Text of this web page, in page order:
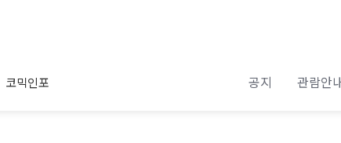
코믹인포 공지 관람안